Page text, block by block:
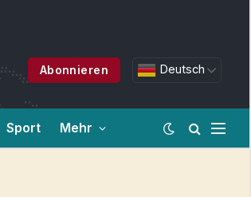
Abonnieren Deutsch
Sport Mehr